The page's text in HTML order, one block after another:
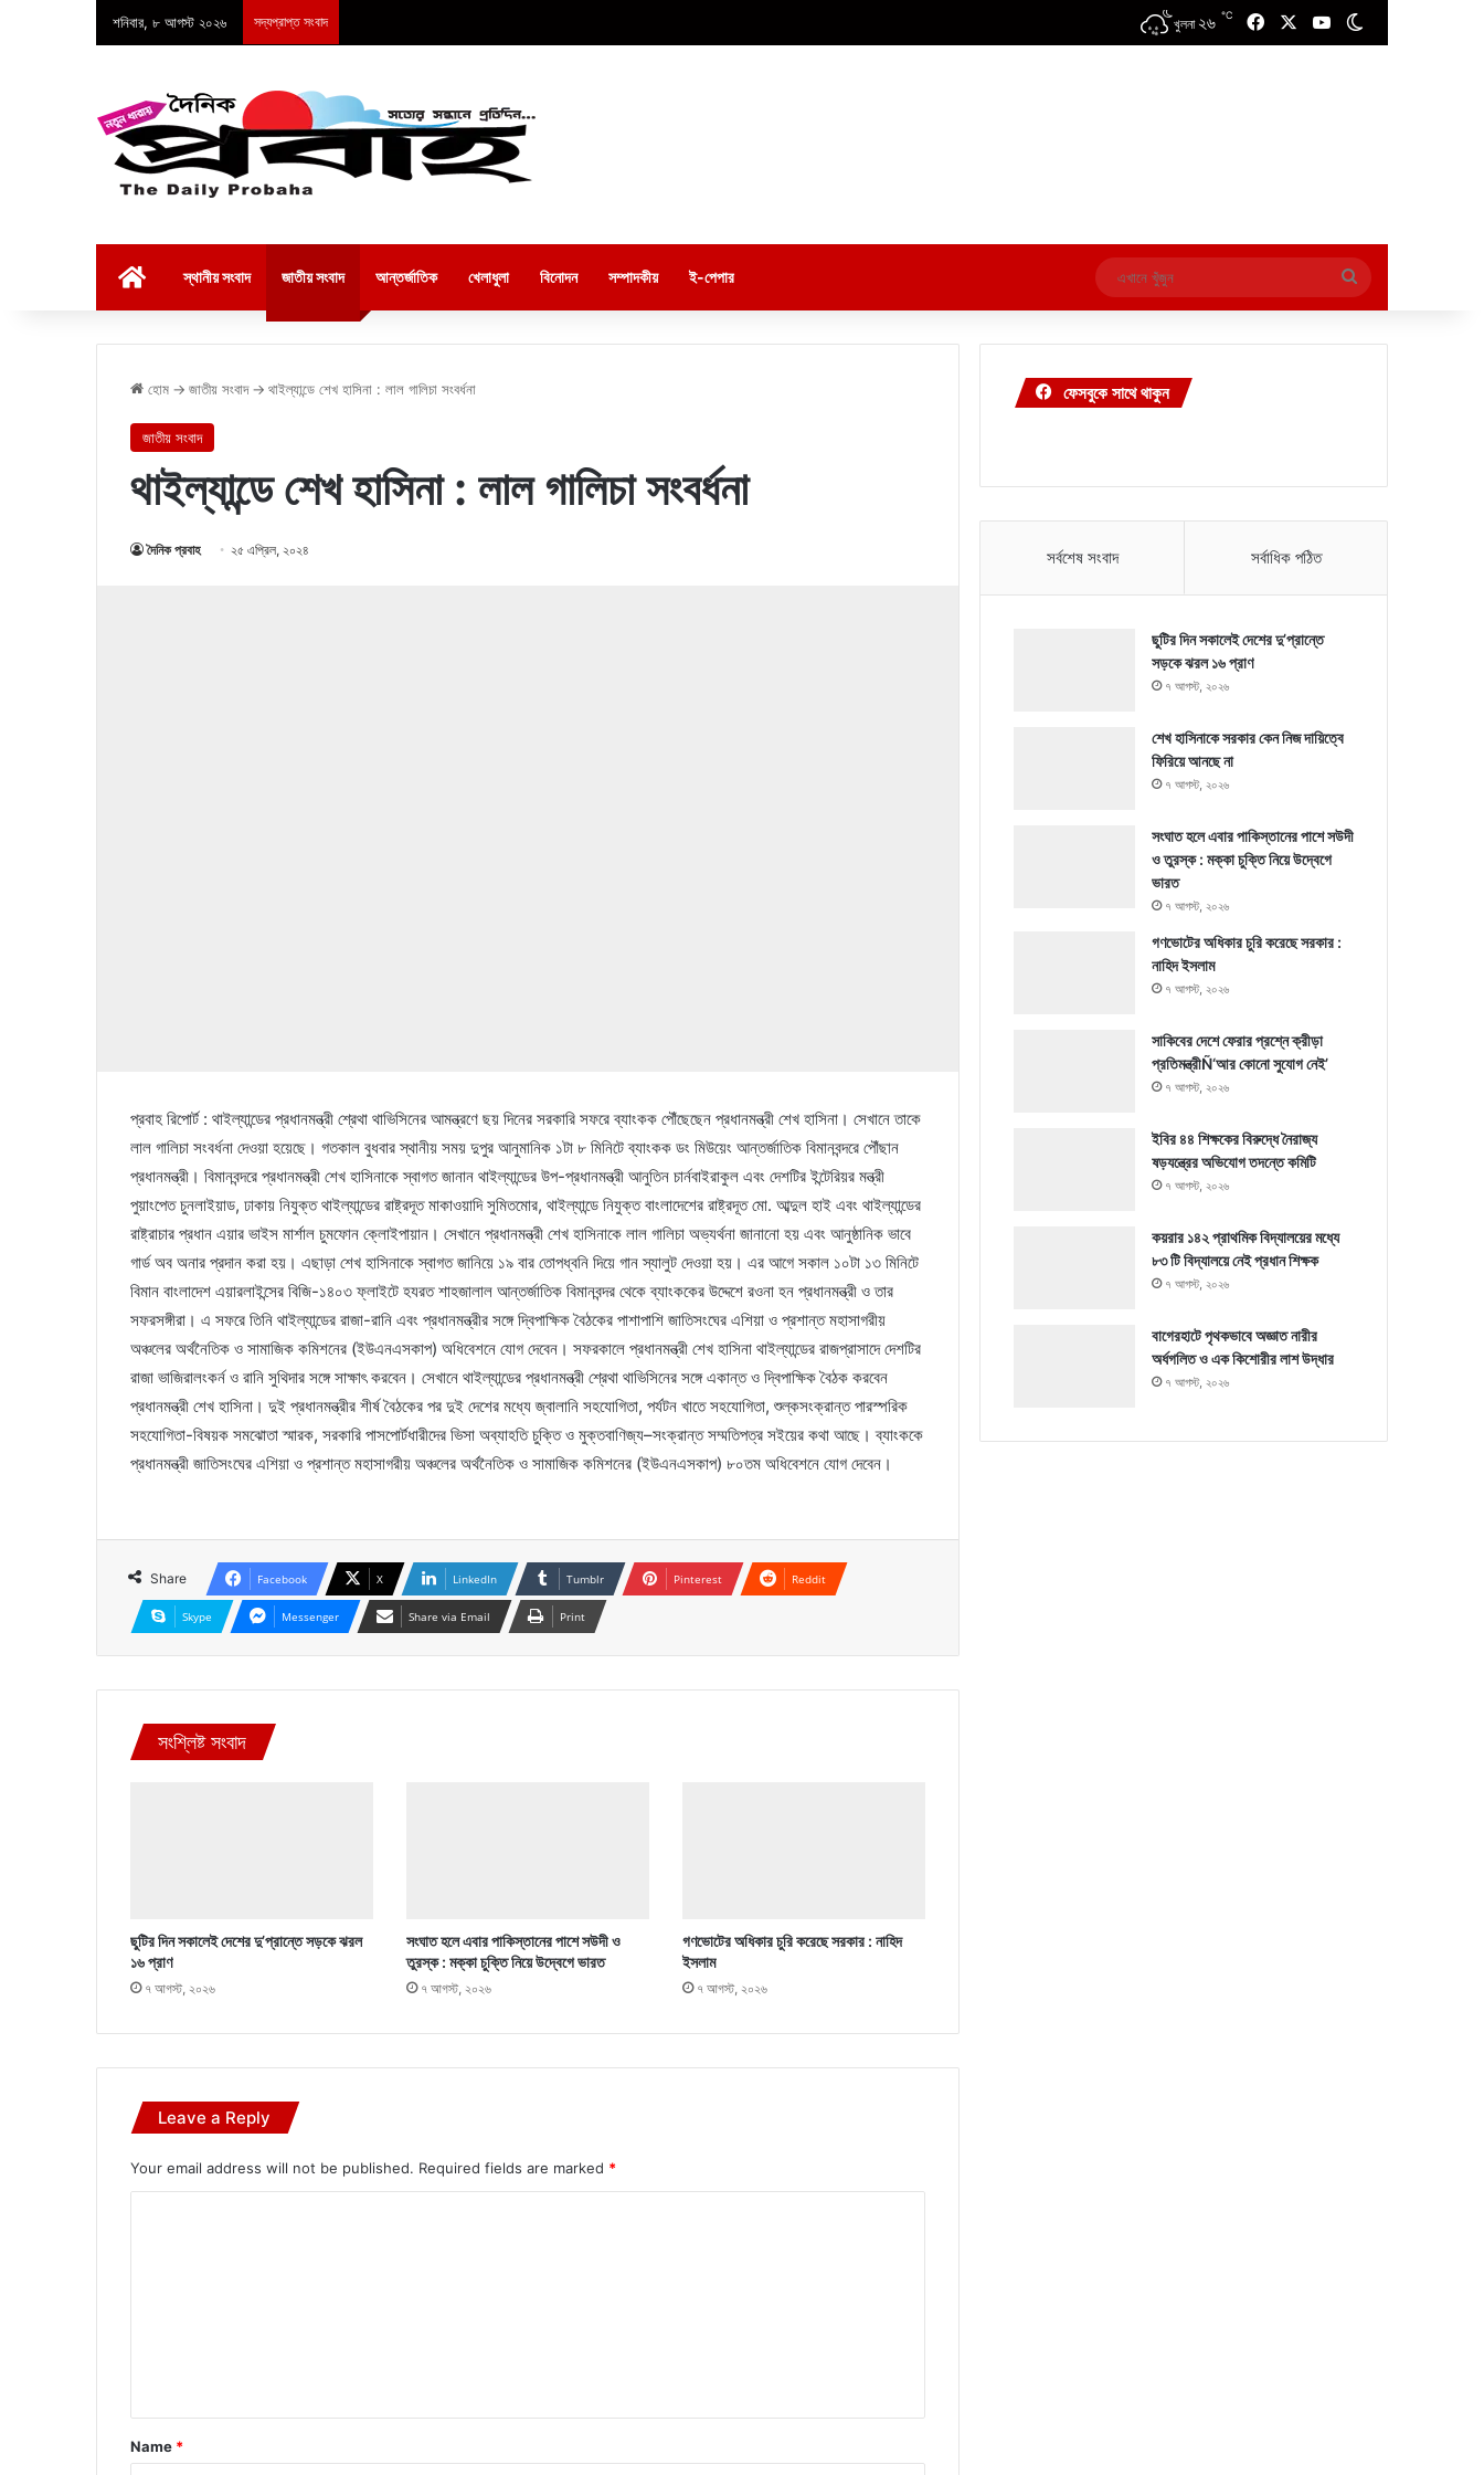
শনিবার, ৮ আগস্ট ২০২৬ সদ্যপ্রাপ্ত সংবাদ খুলনা ২৬ ℃ FacebookYouTube
স্থানীয় সংবাদ জাতীয় সংবাদ আন্তর্জাতিক খেলাধুলা বিনোদন সম্পাদকীয় ই-পেপার
এখানে
খুঁজুন
হোম → জাতীয় সংবাদ → থাইল্যান্ডে শেখ হাসিনা : লাল গালিচা সংবর্ধনা
জাতীয় সংবাদ
থাইল্যান্ডে শেখ হাসিনা : লাল গালিচা সংবর্ধনা
দৈনিক প্রবাহ ২৫ এপ্রিল, ২০২৪
প্রবাহ রিপোর্ট : থাইল্যান্ডের প্রধানমন্ত্রী শ্রেথা থাভিসিনের আমন্ত্রণে ছয় দিনের সরকারি সফরে ব্যাংকক পৌঁছেছেন প্রধানমন্ত্রী শেখ হাসিনা। সেখানে তাকে
লাল গালিচা সংবর্ধনা দেওয়া হয়েছে। গতকাল বুধবার স্থানীয় সময় দুপুর আনুমানিক ১টা ৮ মিনিটে ব্যাংকক ডং মিউয়েং আন্তর্জাতিক বিমানবন্দরে পৌঁছান
প্রধানমন্ত্রী। বিমানবন্দরে প্রধানমন্ত্রী শেখ হাসিনাকে স্বাগত জানান থাইল্যান্ডের উপ-প্রধানমন্ত্রী আনুতিন চার্নবাইরাকুল এবং দেশটির ইন্টেরিয়র মন্ত্রী
পুয়াংপেত চুনলাইয়াড, ঢাকায় নিযুক্ত থাইল্যান্ডের রাষ্ট্রদূত মাকাওয়াদি সুমিতমোর, থাইল্যান্ডে নিযুক্ত বাংলাদেশের রাষ্ট্রদূত মো. আব্দুল হাই এবং থাইল্যান্ডের
রাষ্ট্রাচার প্রধান এয়ার ভাইস মার্শাল চুমফোন ক্লোইপায়ান। সেখানে প্রধানমন্ত্রী শেখ হাসিনাকে লাল গালিচা অভ্যর্থনা জানানো হয় এবং আনুষ্ঠানিক ভাবে
গার্ড অব অনার প্রদান করা হয়। এছাড়া শেখ হাসিনাকে স্বাগত জানিয়ে ১৯ বার তোপধ্বনি দিয়ে গান স্যালুট দেওয়া হয়। এর আগে সকাল ১০টা ১৩ মিনিটে
বিমান বাংলাদেশ এয়ারলাইন্সের বিজি-১৪০৩ ফ্লাইটে হযরত শাহজালাল আন্তর্জাতিক বিমানবন্দর থেকে ব্যাংককের উদ্দেশে রওনা হন প্রধানমন্ত্রী ও তার
সফরসঙ্গীরা। এ সফরে তিনি থাইল্যান্ডের রাজা-রানি এবং প্রধানমন্ত্রীর সঙ্গে দ্বিপাক্ষিক বৈঠকের পাশাপাশি জাতিসংঘের এশিয়া ও প্রশান্ত মহাসাগরীয়
অঞ্চলের অর্থনৈতিক ও সামাজিক কমিশনের (ইউএনএসকাপ) অধিবেশনে যোগ দেবেন। সফরকালে প্রধানমন্ত্রী শেখ হাসিনা থাইল্যান্ডের রাজপ্রাসাদে দেশটির
রাজা ভাজিরালংকর্ন ও রানি সুথিদার সঙ্গে সাক্ষাৎ করবেন। সেখানে থাইল্যান্ডের প্রধানমন্ত্রী শ্রেথা থাভিসিনের সঙ্গে একান্ত ও দ্বিপাক্ষিক বৈঠক করবেন
প্রধানমন্ত্রী শেখ হাসিনা। দুই প্রধানমন্ত্রীর শীর্ষ বৈঠকের পর দুই দেশের মধ্যে জ্বালানি সহযোগিতা, পর্যটন খাতে সহযোগিতা, শুল্কসংক্রান্ত পারস্পরিক
সহযোগিতা-বিষয়ক সমঝোতা স্মারক, সরকারি পাসপোর্টধারীদের ভিসা অব্যাহতি চুক্তি ও মুক্তবাণিজ্য–সংক্রান্ত সম্মতিপত্র সইয়ের কথা আছে। ব্যাংককে
প্রধানমন্ত্রী জাতিসংঘের এশিয়া ও প্রশান্ত মহাসাগরীয় অঞ্চলের অর্থনৈতিক ও সামাজিক কমিশনের (ইউএনএসকাপ) ৮০তম অধিবেশনে যোগ দেবেন।
Share Facebook X LinkedIn Tumblr Pinterest Reddit
Skype Messenger Share via Email Print
সংশ্লিষ্ট সংবাদ
ছুটির দিন সকালেই দেশের দু’প্রান্তে সড়কে ঝরল
১৬ প্রাণ
৭ আগস্ট, ২০২৬
সংঘাত হলে এবার পাকিস্তানের পাশে সউদী ও
তুরস্ক : মক্কা চুক্তি নিয়ে উদ্বেগে ভারত
৭ আগস্ট, ২০২৬
গণভোটের অধিকার চুরি করেছে সরকার : নাহিদ
ইসলাম
৭ আগস্ট, ২০২৬
Leave a Reply
Your email address will not be published. Required fields are marked *
*
Name *
ফেসবুকে সাথে থাকুন
সর্বশেষ সংবাদ সর্বাধিক পঠিত
ছুটির দিন সকালেই দেশের দু’প্রান্তে
সড়কে ঝরল ১৬ প্রাণ
৭ আগস্ট, ২০২৬
শেখ হাসিনাকে সরকার কেন নিজ দায়িত্বে
ফিরিয়ে আনছে না
৭ আগস্ট, ২০২৬
সংঘাত হলে এবার পাকিস্তানের পাশে সউদী
ও তুরস্ক : মক্কা চুক্তি নিয়ে উদ্বেগে
ভারত
৭ আগস্ট, ২০২৬
গণভোটের অধিকার চুরি করেছে সরকার :
নাহিদ ইসলাম
৭ আগস্ট, ২০২৬
সাকিবের দেশে ফেরার প্রশ্নে ক্রীড়া
প্রতিমন্ত্রীÑ‘আর কোনো সুযোগ নেই’
৭ আগস্ট, ২০২৬
ইবির ৪৪ শিক্ষকের বিরুদ্ধে নৈরাজ্য
ষড়যন্ত্রের অভিযোগ তদন্তে কমিটি
৭ আগস্ট, ২০২৬
কয়রার ১৪২ প্রাথমিক বিদ্যালয়ের মধ্যে
৮৩ টি বিদ্যালয়ে নেই প্রধান শিক্ষক
৭ আগস্ট, ২০২৬
বাগেরহাটে পৃথকভাবে অজ্ঞাত নারীর
অর্ধগলিত ও এক কিশোরীর লাশ উদ্ধার
৭ আগস্ট, ২০২৬